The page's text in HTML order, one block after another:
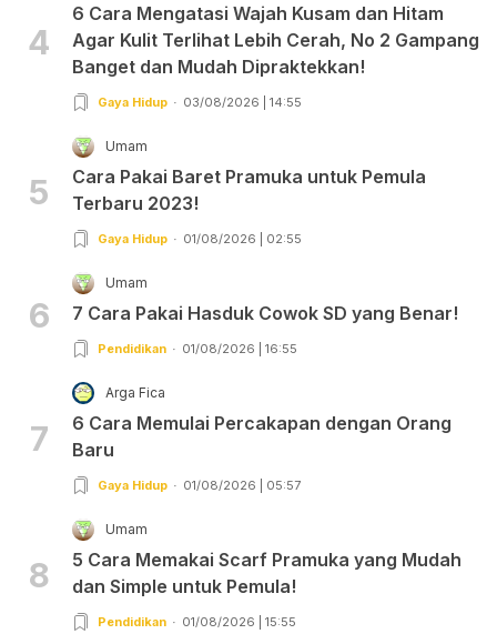
4
6 Cara Mengatasi Wajah Kusam dan Hitam
Agar Kulit Terlihat Lebih Cerah, No 2 Gampang
Banget dan Mudah Dipraktekkan!
Gaya Hidup 03/08/2026 | 14:55
5
Umam
Cara Pakai Baret Pramuka untuk Pemula
Terbaru 2023!
Gaya Hidup 01/08/2026 | 02:55
6
Umam
7 Cara Pakai Hasduk Cowok SD yang Benar!
Pendidikan 01/08/2026 | 16:55
7
Arga Fica
6 Cara Memulai Percakapan dengan Orang
Baru
Gaya Hidup 01/08/2026 | 05:57
8
Umam
5 Cara Memakai Scarf Pramuka yang Mudah
dan Simple untuk Pemula!
Pendidikan 01/08/2026 | 15:55